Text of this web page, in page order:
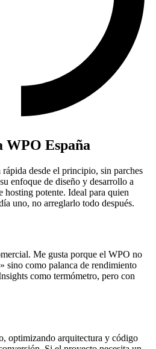
WPO España
desde el principio, sin parches
enfoque de diseño y desarrollo a
hosting potente. Ideal para quien
uno, no arreglarlo todo después.
Me gusta porque el WPO no
sino como palanca de rendimiento
como termómetro, pero con
optimizando arquitectura y código